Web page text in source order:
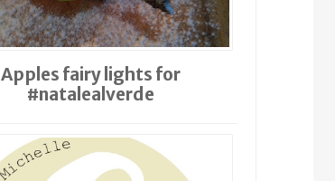
Apples fairy lights for
#natalealverde